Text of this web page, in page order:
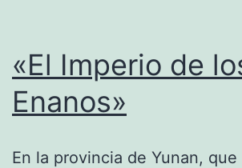
«El Imperio de
Enanos»
En la provincia de Yunan,